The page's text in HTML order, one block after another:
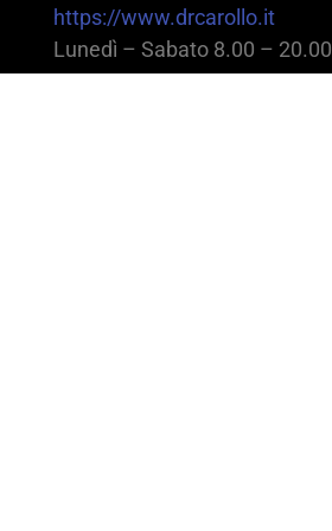
https://www.drcarollo.it
Lunedì – Sabato 8.00 – 20.00